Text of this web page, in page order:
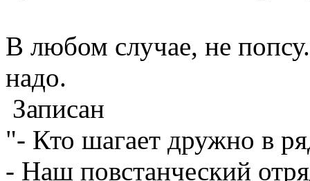
В любом случае, не
надо.
Записан
"- Кто шагает дружно в
- Наш повстанческий